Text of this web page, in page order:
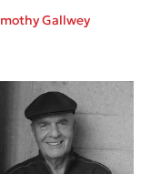
Gallwey